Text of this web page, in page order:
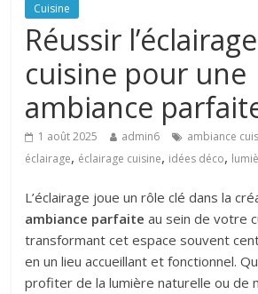
Cuisine
Réussir
cuisine pour une
ambiance
1 août 2025 admin6 ambiance
éclairage, éclairage cuisine, idées déco,
L’éclairage joue un rôle clé dans la
ambiance parfaite au sein de votre
transformant cet espace souvent
en un lieu accueillant et fonctionnel.
profiter de la lumière naturelle ou de